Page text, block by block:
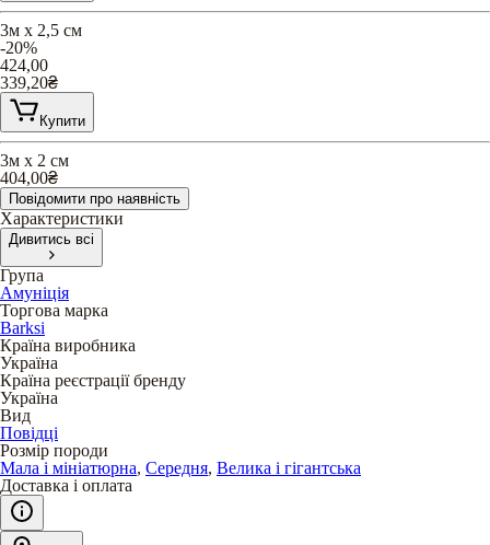
3м х 2,5 см
-20%
424,00
339,20₴
Купити
3м х 2 см
404,00₴
Повідомити про наявність
Характеристики
Дивитись всі
Група
Амуніція
Торгова марка
Barksi
Країна виробника
Україна
Країна реєстрації бренду
Україна
Вид
Повідці
Розмір породи
Мала і мініатюрна, Середня, Велика і гігантська
Доставка і оплата